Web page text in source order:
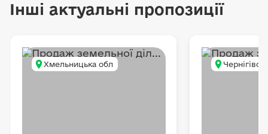
Інші актуальні пропозиції
Хмельницька обл